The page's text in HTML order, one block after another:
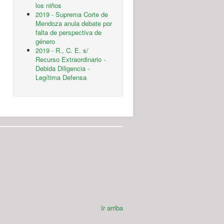
los niños
2019 - Suprema Corte de
Mendoza anula debate por
falta de perspectiva de
género
2019 - R., C. E. s/
Recurso Extraordinario -
Debida Diligencia -
Legítima Defensa
Ir arriba